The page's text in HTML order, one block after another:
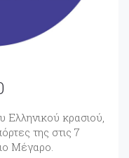
κρασιού,
της στις 7
Μέγαρο.